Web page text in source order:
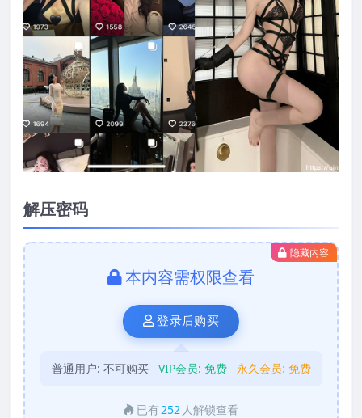
解压密码
隐藏内容
本内容需权限查看
登录后购买
普通用户: 不可购买 VIP会员: 免费 永久会员: 免费
已有 252 人解锁查看